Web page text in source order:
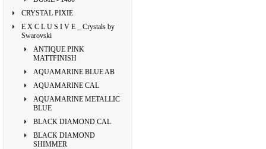
CRYSTAL PIXIE
E X C L U S I V E _ Crystals by
Swarovski
ANTIQUE PINK
MATTFINISH
AQUAMARINE BLUE AB
AQUAMARINE CAL
AQUAMARINE METALLIC
BLUE
BLACK DIAMOND CAL
BLACK DIAMOND
SHIMMER